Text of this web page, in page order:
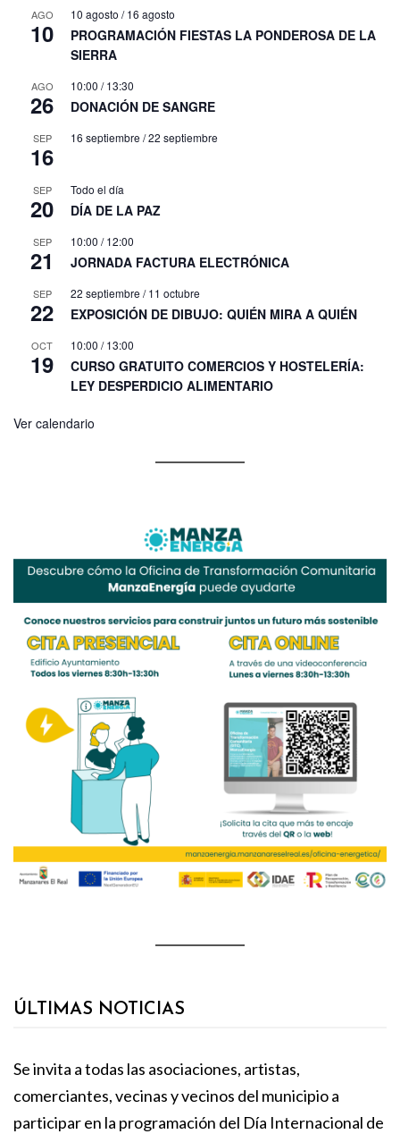
AGO
10
10 agosto /16 agosto
PROGRAMACIÓN FIESTAS LA PONDEROSA DE LA
SIERRA
AGO
26
10:00 /13:30
DONACIÓN DE SANGRE
SEP
16
16 septiembre /22 septiembre
SEP
20
Todo el día
DÍA DE LA PAZ
SEP
21
10:00 /12:00
JORNADA FACTURA ELECTRÓNICA
SEP
22
22 septiembre /11 octubre
EXPOSICIÓN DE DIBUJO: QUIÉN MIRA A QUIÉN
OCT
19
10:00 /13:00
CURSO GRATUITO COMERCIOS Y HOSTELERÍA:
LEY DESPERDICIO ALIMENTARIO
Ver calendario
ÚLTIMAS NOTICIAS
Se invita a todas las asociaciones, artistas,
comerciantes, vecinas y vecinos del municipio a
participar en la programación del Día Internacional de